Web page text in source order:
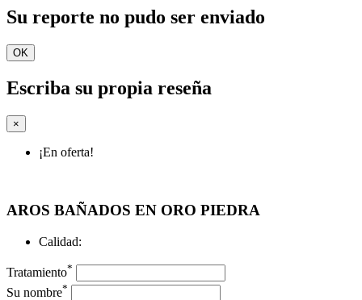
Su reporte no pudo ser enviado
OK
Escriba su propia reseña
×
¡En oferta!
AROS BAÑADOS EN ORO PIEDRA
Calidad:
Tratamiento*
Su nombre*